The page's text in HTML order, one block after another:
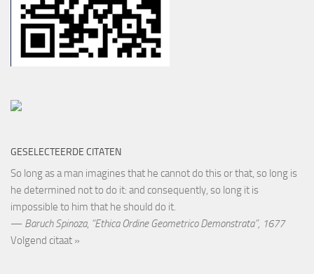
GESELECTEERDE CITATEN
So long as a man imagines that he cannot do this or that, so long is
he determined not to do it: and consequently, so long it is
impossible to him that he should do it.
— Baruch Spinoza, “Ethica Ordine Geometrico Demonstrata”, 1677
Volgend citaat »